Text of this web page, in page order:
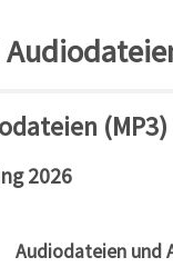
2026
Audiodateien und